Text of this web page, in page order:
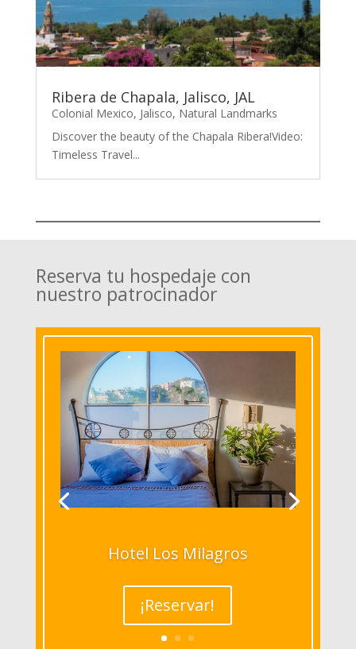
Ribera de Chapala, Jalisco, JAL
Colonial Mexico, Jalisco, Natural Landmarks
Discover the beauty of the Chapala Ribera!Video:
Timeless Travel...
Reserva tu hospedaje con
nuestro patrocinador
Hotel Los Milagros
¡Reservar!